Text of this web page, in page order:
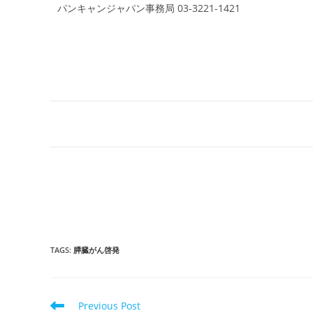
パンキャンジャパン事務局 03-3221-1421
TAGS: 膵臓がん啓発
Read
Previous Post